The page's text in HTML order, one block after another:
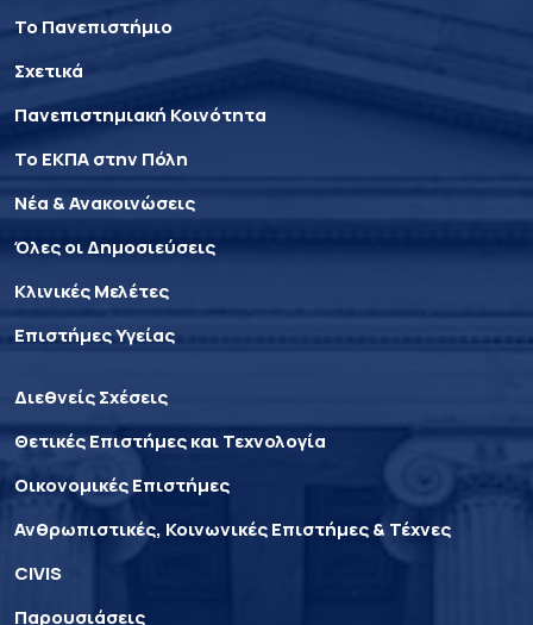
Το Πανεπιστήμιο
Σχετικά
Πανεπιστημιακή Κοινότητα
Το ΕΚΠΑ στην Πόλη
Νέα & Ανακοινώσεις
Όλες οι Δημοσιεύσεις
Κλινικές Μελέτες
Επιστήμες Υγείας
Διεθνείς Σχέσεις
Θετικές Επιστήμες και Τεχνολογία
Οικονομικές Επιστήμες
Ανθρωπιστικές, Κοινωνικές Επιστήμες & Τέχνες
CIVIS
Παρουσιάσεις